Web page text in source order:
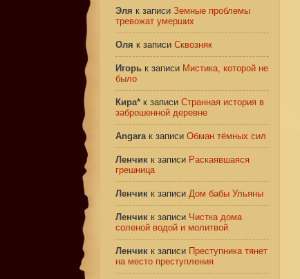
Эля к записи Земные проблемы
тревожат умерших
Оля к записи Сквозняк
Игорь к записи Мистика, которой не
было
Кира* к записи Странная история в
заброшенной деревне
Angaraк записи Обман тёмных сил
Ленчик к записи Раскаявшаяся
грешница
Ленчик к записи Дом бабы Ульяны
Ленчик к записи Чистка дома
соленой водой и молитвой
Ленчик к записи Преступника тянет
на место преступления